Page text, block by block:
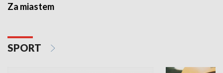
Za miastem
SPORT